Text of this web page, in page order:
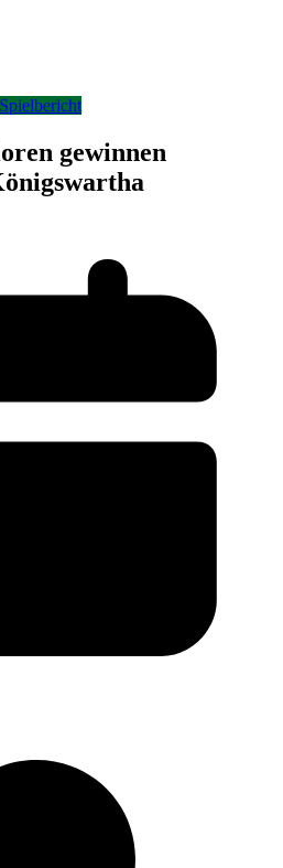
Spielbericht
gewinnen